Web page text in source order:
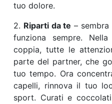
tuo dolore.
2. Riparti da te –
funziona sempre.
coppia, tutte le
parte del partner, che
tuo tempo. Ora
capelli, rinnova il tuo
sport. Curati e